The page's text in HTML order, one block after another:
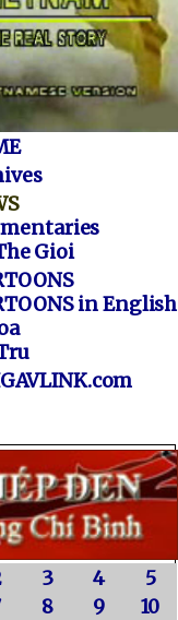
Gioi
in English
3 4
5
8 9
10